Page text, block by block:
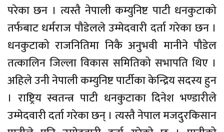
परेका छन । त्यस्तै नेपाली कम्युनिष्ट पाटी धनकुटाको
तर्फबाट धर्मराज पौडेलले उम्मेदवारी दर्ता गरेका छन ।
धनकुटाको राजनितिमा निकै अनुभवी मानीने पौडेल
तत्कालिन जिल्ला विकास समितिको सभापति थिए ।
अहिले उनी नेपाली कम्युनिष्ट पार्टीका केन्द्रिय सदस्य हुन
। राष्ट्रिय स्वतन्त्र पाटी धनकुटाका दिनेश भण्डारीले
उम्मेदवारी दर्ता गरेका छन् । त्यस्तै नेपाल मजदुरकिसान